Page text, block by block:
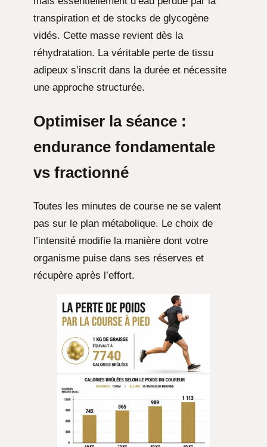
transpiration et de stocks de glycogène
vidés. Cette masse revient dès la
réhydratation. La véritable perte de tissu
adipeux s’inscrit dans la durée et nécessite
une approche structurée.
Optimiser la séance :
endurance fondamentale
vs fractionné
Toutes les minutes de course ne se valent
pas sur le plan métabolique. Le choix de
l’intensité modifie la manière dont votre
organisme puise dans ses réserves et
récupère après l’effort.